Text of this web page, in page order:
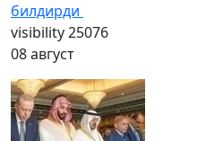
билдирди
visibility25076
08 август